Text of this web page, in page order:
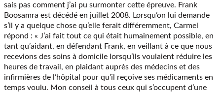
sais pas comment j’ai pu surmonter cette épreuve. Frank
Boosamra est décédé en juillet 2008. Lorsqu’on lui demande
s’il y a quelque chose qu’elle ferait différemment, Carmel
répond : « J’ai fait tout ce qui était humainement possible, en
tant qu’aidant, en défendant Frank, en veillant à ce que nous
recevions des soins à domicile lorsqu’ils voulaient réduire les
heures de travail, en plaidant auprès des médecins et des
infirmières de l’hôpital pour qu’il reçoive ses médicaments en
temps voulu. Mon conseil à tous ceux qui s’occupent d’une